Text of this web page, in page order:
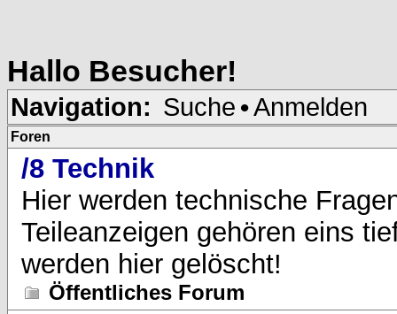
Hallo Besucher!
Navigation: Suche •Anmelden
Foren
/8 Technik
Hier werden technische
Teileanzeigen gehören eins
werden hier gelöscht!
Öffentliches Forum